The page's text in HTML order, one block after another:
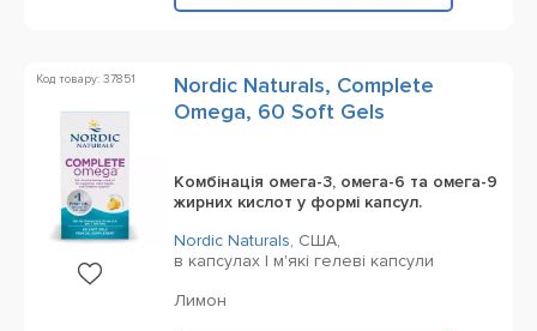
Код товару: 37851
Nordic Naturals, Complete
Omega, 60 Soft Gels
Комбінація омега-3, омега-6 та омега-9
жирних кислот у формі капсул.
Nordic Naturals, США,
в капсулах | м'які гелеві капсули
Лимон